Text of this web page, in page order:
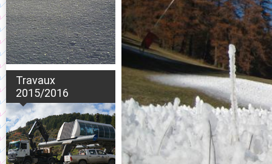
Travaux
2015/2016